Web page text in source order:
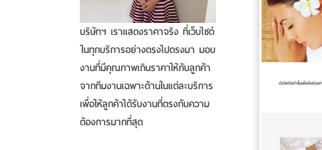
บริษัทฯ เราแสดงราคาจริง ที่เว็บไซต์
ในทุกบริการอย่างตรงไปตรงมา มอบ
งานที่มีคุณภาพเกินราคาให้กับลูกค้า
จากทีมงานเฉพาะด้านในแต่ละบริการ
เพื่อให้ลูกค้าได้รับงานที่ตรงกับความ
ต้องการมากที่สุด